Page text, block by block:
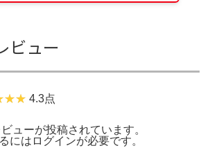
ビュー
4.3点
ューが投稿されています。
には ログインが必要です。